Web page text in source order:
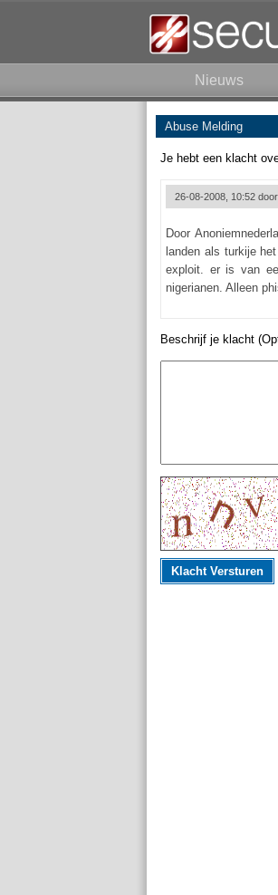
Nieuws
Abuse Melding
Je hebt een klacht
26-08-2008, 10:52 door
Door
landen als turkije
exploit. er is van
nigerianen. Alleen
Beschrijf je klacht
Klacht Versturen